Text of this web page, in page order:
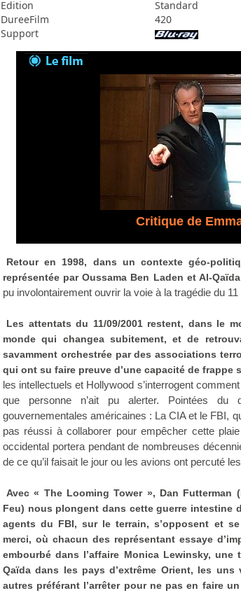
Edition
Standard
DureeFilm
420
Support
Critique de
Retour en 1998, dans un contexte géo-
représentée par Oussama Ben Laden et Al-Qaïda
pu involontairement ouvrir la voie à la tragédie du
Les attentats du 11/09/2001 restent, dans le
monde qui changea subitement, et de
savamment orchestrée par des associations
qui ont su faire preuve d’une capacité de frappe
les intellectuels et Hollywood s’interrogent
que personne n’ait pu alerter. Pointées du
gouvernementales américaines : La CIA et le FBI,
pas réussi à collaborer pour empêcher cette
occidental portera pendant de nombreuses
de ce qu’il faisait le jour ou les avions ont percuté
Avec « The Looming Tower », Dan Futterman
Feu) nous plongent dans cette guerre intestine
agents du FBI, sur le terrain, s’opposent et
merci, où chacun des représentant essaye
embourbé dans l’affaire Monica Lewinsky,
Qaïda dans les pays d’extrême Orient, les
autres préférant l’arrêter pour ne pas en faire